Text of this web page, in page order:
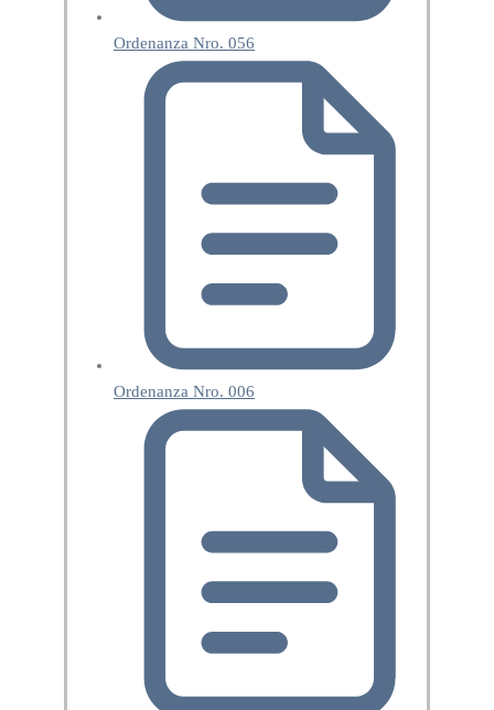
Ordenanza Nro. 056
Ordenanza Nro. 006